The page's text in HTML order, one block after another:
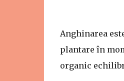
Anghinarea
plantare în
organic